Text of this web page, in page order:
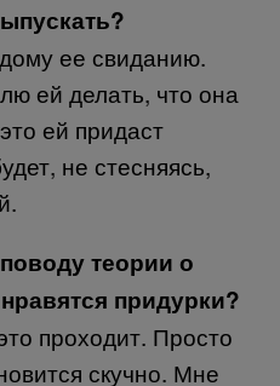
ее свиданию.
ей делать, что она
ей придаст
не стесняясь,
теории о
придурки?
проходит. Просто
скучно. Мне